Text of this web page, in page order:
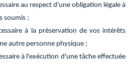
au respect d'une obligation légale à
soumis ;
à la préservation de vos intérêts
autre personne physique ;
à l'exécution d'une tâche effectuée